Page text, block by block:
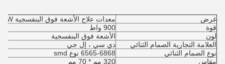
غرض
معدات علاج الأشعة فوق البنفسجية LED 900W
قوة
900 واط
لون
الأشعة فوق البنفسجية
العلامة التجارية الصمام الثنائي
دي سي ، إل جي
نوع الصمام الثنائي
6565-6868 نوع smd
مقاس
320 مم * 70 مم